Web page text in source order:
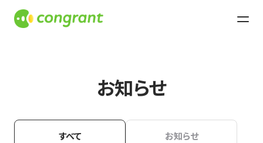
お知らせ
すべて お知らせ